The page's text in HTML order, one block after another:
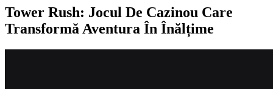
Tower Rush: Jocul De Cazinou Care
Transformă Aventura În Înălțime